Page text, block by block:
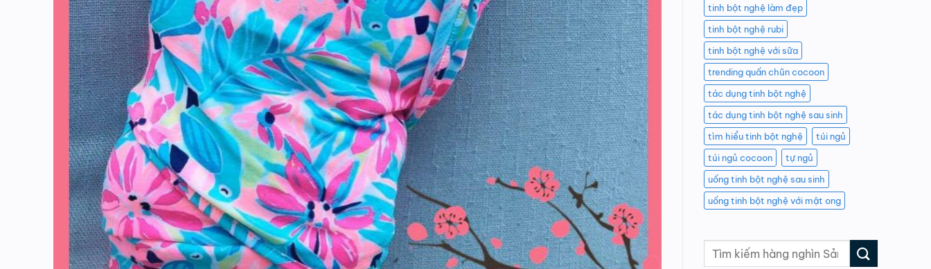
tinh bột nghệ làm đẹp
tinh bột nghệ rubi
tinh bột nghệ với sữa
trending quấn chũn cocoon
tác dụng tinh bột nghệ
tác dụng tinh bột nghệ sau sinh
tìm hiểu tinh bột nghệ
túi ngủ
túi ngủ cocoon
tự ngủ
uống tinh bột nghệ sau sinh
uống tinh bột nghệ với mật ong